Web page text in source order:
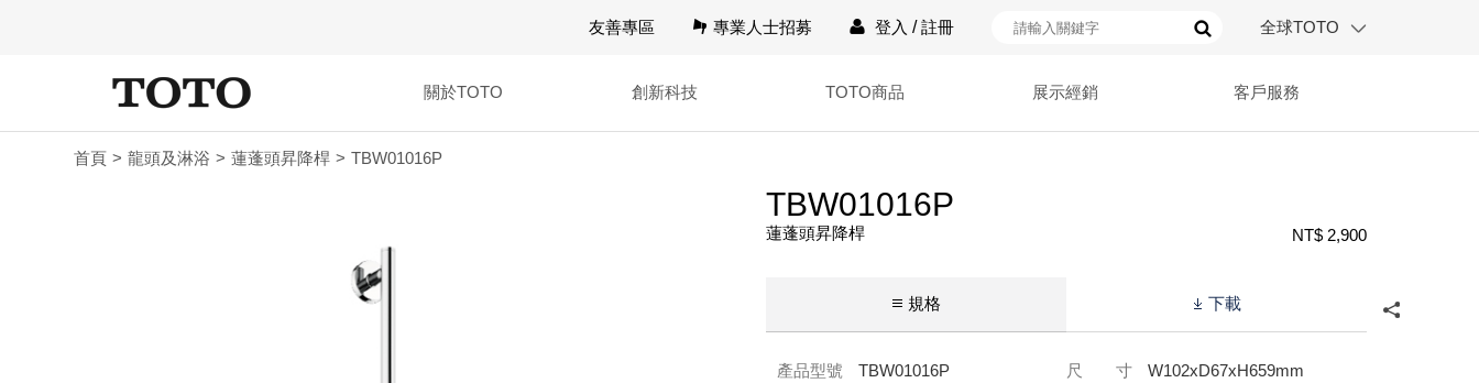
友善專區 專業人士招募 登入 /註冊 全球TOTO
關於TOTO 創新科技 TOTO商品 展示經銷 客戶服務
首頁 龍頭及淋浴 蓮蓬頭昇降桿 TBW01016P
TBW01016P
蓮蓬頭昇降桿 NT$ 2,900
規格 下載
產品型號 TBW01016P 尺 寸 W102xD67xH659mm